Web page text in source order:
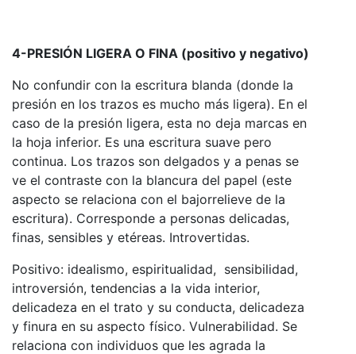
4-PRESIÓN LIGERA O FINA (positivo y negativo)
No confundir con la escritura blanda (donde la
presión en los trazos es mucho más ligera). En el
caso de la presión ligera, esta no deja marcas en
la hoja inferior. Es una escritura suave pero
continua. Los trazos son delgados y a penas se
ve el contraste con la blancura del papel (este
aspecto se relaciona con el bajorrelieve de la
escritura). Corresponde a personas delicadas,
finas, sensibles y etéreas. Introvertidas.
Positivo: idealismo, espiritualidad, sensibilidad,
introversión, tendencias a la vida interior,
delicadeza en el trato y su conducta, delicadeza
y finura en su aspecto físico. Vulnerabilidad. Se
relaciona con individuos que les agrada la